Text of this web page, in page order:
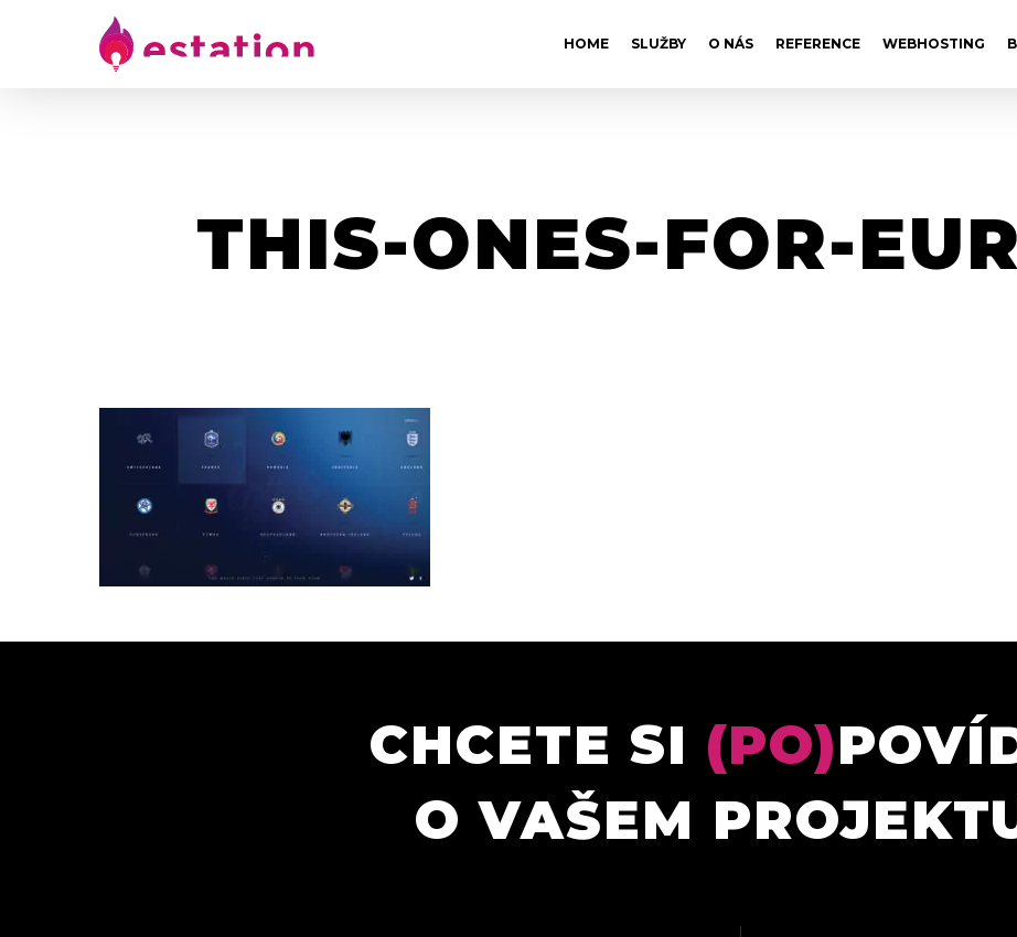
HOME SLUŽBY O NÁS REFERENCE WEBHOSTING
THIS-ONES-FOR-
CHCETE SI (PO)
O VAŠEM